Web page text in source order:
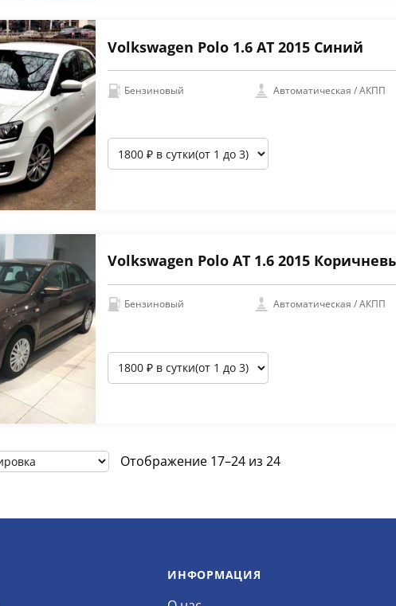
Volkswagen Polo 1.6 АТ 2015 Синий
Бензиновый Автоматическая / АКПП
Volkswagen Polo АТ 1.6 2015
Бензиновый Автоматическая / АКПП
Отображение 17–24 из 24
ИНФОРМАЦИЯ